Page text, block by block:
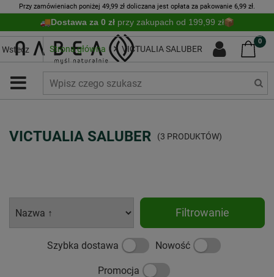
Przy zamówieniach poniżej 49,99 zł doliczana jest opłata za pakowanie 6,99 zł.
Dostawa za 0 zł przy zakupach od 199,99 zł
0
Wstecz Strona główna VICTUALIA SALUBER
VICTUALIA SALUBER (3 PRODUKTÓW)
Filtrowanie
Szybka dostawa Nowość
Promocja